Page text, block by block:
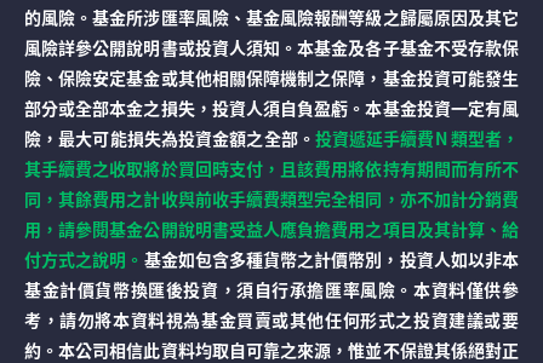
的風險。基金所涉匯率風險、基金風險報酬等級之歸屬原因及其它
風險詳參公開說明書或投資人須知。本基金及各子基金不受存款保
險、保險安定基金或其他相關保障機制之保障，基金投資可能發生
部分或全部本金之損失，投資人須自負盈虧。本基金投資一定有風
險，最大可能損失為投資金額之全部。 投資遞延手續費N 類型者，
其手續費之收取將於買回時支付，且該費用將依持有期間而有所不
同，其餘費用之計收與前收手續費類型完全相同，亦不加計分銷費
用，請參閱基金公開說明書受益人應負擔費用之項目及其計算、給
付方式之說明。 基金如包含多種貨幣之計價幣別，投資人如以非本
基金計價貨幣換匯後投資，須自行承擔匯率風險。本資料僅供參
考，請勿將本資料視為基金買賣或其他任何形式之投資建議或要
約。本公司相信此資料均取自可靠之來源，惟並不保證其係絕對正